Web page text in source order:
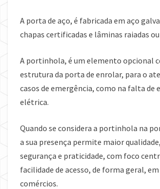
A porta de aço, é fabricada em aço
chapas certificadas e lâminas raiadas
A portinhola, é um elemento opcional
estrutura da porta de enrolar, para o
casos de emergência, como na falta de
elétrica.
Quando se considera a portinhola na
a sua presença permite maior
segurança e praticidade, com foco
facilidade de acesso, de forma geral,
comércios.